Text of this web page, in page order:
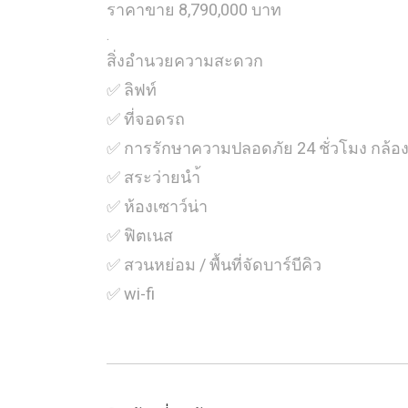
ราคาขาย 8,790,000 บาท
.
สิ่งอำนวยความสะดวก
✅ ลิฟท์
✅ ที่จอดรถ
✅ การรักษาความปลอดภัย 24 ชั่วโมง กล้อ
✅ สระว่ายนำ้
✅ ห้องเซาว์น่า
✅ ฟิตเนส
✅ สวนหย่อม / พื้นที่จัดบาร์บีคิว
✅ wi-fi